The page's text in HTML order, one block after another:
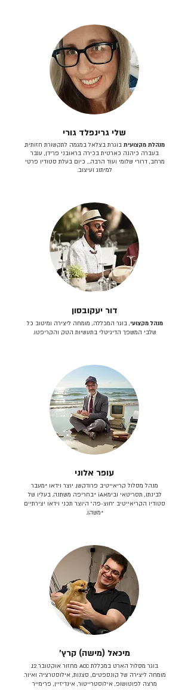
שלי גרינפלד גורי
מנהלת מקצועית בוגרת בצלאל במגמה לתקשורת חזותית.
בעברה כיהנה כארטית בכירה בראובני פרידן, ענבר
מרחב, דרורי שלומי ועוד הרבה… כיום בעלת סטודיו פרטי
למיתוג ועיצוב.
דור יעקובסון
מנהל מקצועי, בוגר המכללה, מומחה ליצירה ומיטוב כל
שלבי המשפך הדיגיטלי בתעשיות הטק והקריפטו.
עופר אלוני
מנהל מסלול קריאייטיב פרודקשן. יוצר וידאו *מעבר
לבינתו, תסריטאי וב​ימאiA‎ *בחריפה משתנה. בעליו של
סטודיו הקריאייטיב ״חוצ-פה״ היוצר תכני וידאו יצירתיים
*משהו.
מיכאל (מישה) קרץ׳
בוגר מסלול הארט במכללת ACC מחזור אוקטובר 12.
מומחה ליצירה של קונספטים, סצנות, אילוסטרציה ואיור.
מרצה לפוטושופ, אילוסטרייטור, אינדיזיין, פרימייר